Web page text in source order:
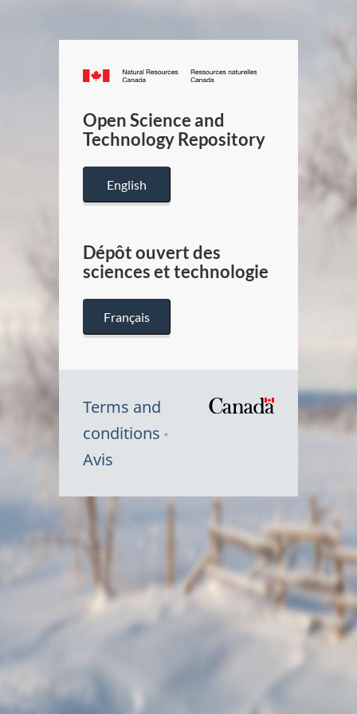
Canada.ca
/
Canada
Open Science and
Technology Repository
English
Dépôt ouvert des
sciences et technologie
Français
Terms and
conditions
Avis
Symbole
Canada